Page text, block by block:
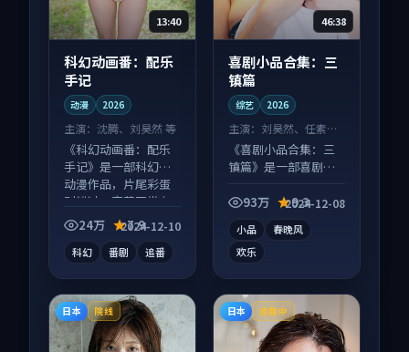
13:40
科幻动画番：配乐
手记
动漫 2026
主演： 沈腾、刘昊然 等
《科幻动画番：配乐
手记》是一部科幻向
动漫作品，片尾彩蛋
别错过，字幕区常有
惊喜。
24万 7.9
2024-12-10
科幻 番剧 追番
46:38
喜剧小品合集：三
镇篇
综艺 2026
主演： 刘昊然、任素汐
等
《喜剧小品合集：三
镇篇》是一部喜剧向
长为内核，情感戏份
93万 9.3
2024-12-08
小品
春晚风
欢乐
日本 院线 日本 连载中